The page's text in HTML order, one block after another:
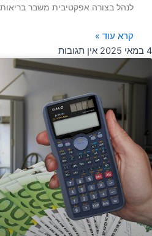
לנהל בצורה אפקטיבית משבר בריאות
קרא עוד »
4 במאי 2025
אין תגובות